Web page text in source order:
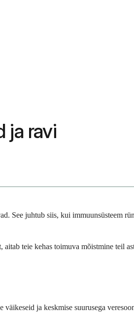
ja ravi
See juhtub siis, kui immuunsüsteem
teie kehas toimuva mõistmine teil
ja keskmise suurusega